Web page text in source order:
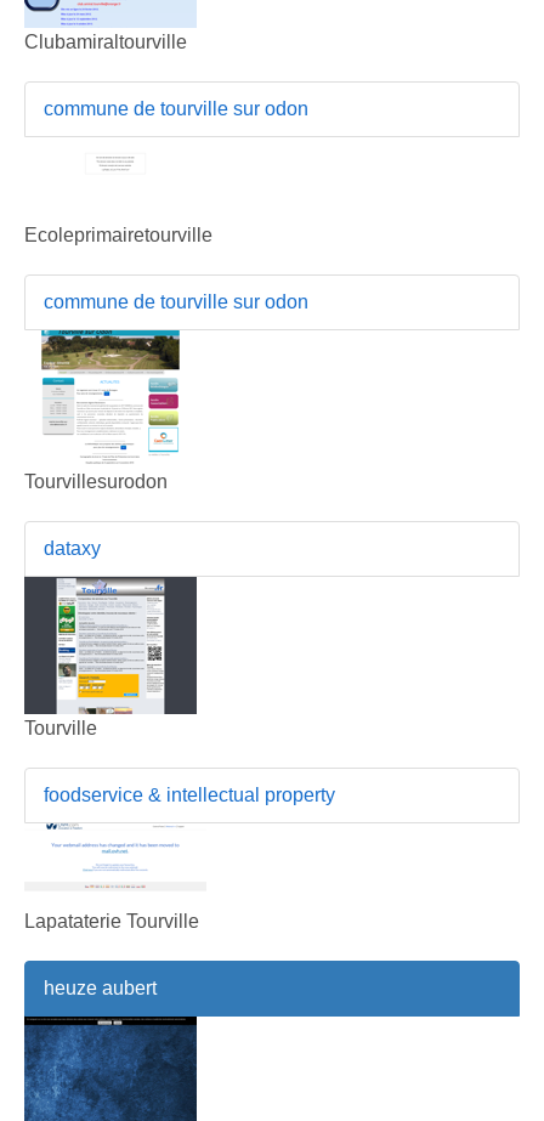
Clubamiraltourville
commune de tourville sur odon
Ecoleprimairetourville
commune de tourville sur odon
Tourvillesurodon
dataxy
Tourville
foodservice & intellectual property
Lapataterie Tourville
heuze aubert